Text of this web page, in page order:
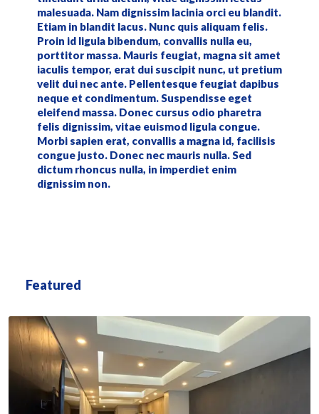
malesuada. Nam dignissim lacinia orci eu blandit.
Etiam in blandit lacus. Nunc quis aliquam felis.
Proin id ligula bibendum, convallis nulla eu,
porttitor massa. Mauris feugiat, magna sit amet
iaculis tempor, erat dui suscipit nunc, ut pretium
velit dui nec ante. Pellentesque feugiat dapibus
neque et condimentum. Suspendisse eget
eleifend massa. Donec cursus odio pharetra
felis dignissim, vitae euismod ligula congue.
Morbi sapien erat, convallis a magna id, facilisis
congue justo. Donec nec mauris nulla. Sed
dictum rhoncus nulla, in imperdiet enim
dignissim non.
Featured